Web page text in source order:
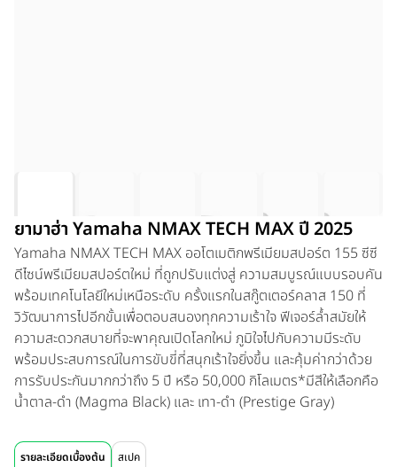
ยามาฮ่า Yamaha NMAX TECH MAX ปี 2025
Yamaha NMAX TECH MAX ออโตเมติกพรีเมียมสปอร์ต 155 ซีซี
ดีไซน์พรีเมียมสปอร์ตใหม่ ที่ถูกปรับแต่งสู่ ความสมบูรณ์แบบรอบคัน
พร้อมเทคโนโลยีใหม่เหนือระดับ ครั้งแรกในสกู๊ตเตอร์คลาส 150 ที่
วิวัฒนาการไปอีกขั้นเพื่อตอบสนองทุกความเร้าใจ ฟีเจอร์ล้ำสมัยให้
ความสะดวกสบายที่จะพาคุณเปิดโลกใหม่ ภูมิใจไปกับความมีระดับ
พร้อมประสบการณ์ในการขับขี่ที่สนุกเร้าใจยิ่งขึ้น และคุ้มค่ากว่าด้วย
การรับประกันมากกว่าถึง 5 ปี หรือ 50,000 กิโลเมตร*มีสีให้เลือกคือ
น้ำตาล-ดำ (Magma Black) และ เทา-ดำ (Prestige Gray)
รายละเอียดเบื้องต้น สเปค